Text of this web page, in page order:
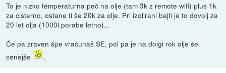
To je nizko temperaturna peč na olje (tam 3k z remote wifi) plus 1k
za cisterno, ostane ti še 20k za olje. Pri izolirani bajti je to dovolj za
20 let olja (1000l porabe letno)...
Če pa zraven špe vračunaš SE, pol pa je na dolgi rok olje še
cenejše
.